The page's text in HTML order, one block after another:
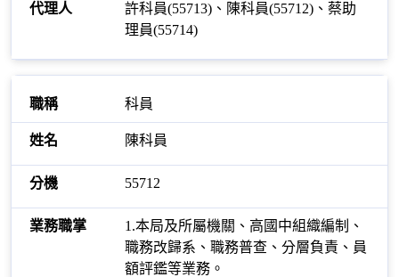
許科員(55713)、陳科員(55712)、蔡助
理員(55714)
科員
陳科員
55712
1.本局及所屬機關、高國中組織編制、
職務改歸系、職務普查、分層負責、員
額評鑑等業務。